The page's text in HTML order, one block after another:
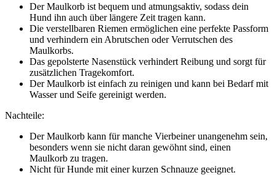
Der Maulkorb ist bequem und atmungsaktiv, sodass dein
Hund ihn auch über längere Zeit tragen kann.
Die verstellbaren Riemen ermöglichen eine perfekte Passform
und verhindern ein Abrutschen oder Verrutschen des
Maulkorbs.
Das gepolsterte Nasenstück verhindert Reibung und sorgt für
zusätzlichen Tragekomfort.
Der Maulkorb ist einfach zu reinigen und kann bei Bedarf mit
Wasser und Seife gereinigt werden.
Nachteile:
Der Maulkorb kann für manche Vierbeiner unangenehm sein,
besonders wenn sie nicht daran gewöhnt sind, einen
Maulkorb zu tragen.
Nicht für Hunde mit einer kurzen Schnauze geeignet.